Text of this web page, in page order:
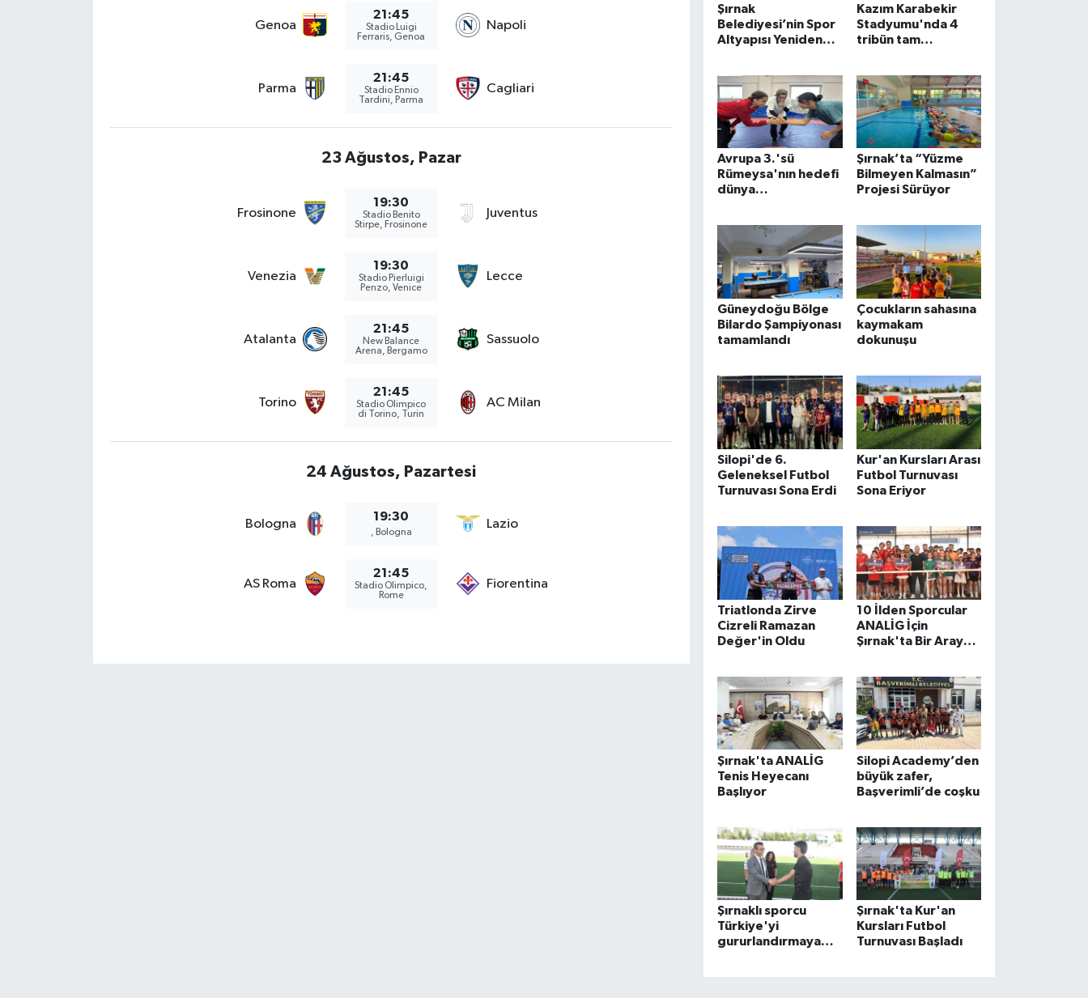
Genoa
21:45
Stadio Luigi
Ferraris, Genoa
Napoli
Parma
21:45
Stadio Ennio
Tardini, Parma
Cagliari
23 Ağustos, Pazar
Frosinone
19:30
Stadio Benito
Stirpe, Frosinone
Juventus
Venezia
19:30
Stadio Pierluigi
Penzo, Venice
Lecce
Atalanta
21:45
New Balance
Arena, Bergamo
Sassuolo
Torino
21:45
Stadio Olimpico
di Torino, Turin
AC Milan
24 Ağustos, Pazartesi
Bologna
19:30
, Bologna
Lazio
AS Roma
21:45
Stadio Olimpico,
Rome
Fiorentina
Şırnak
Belediyesi’nin Spor
Altyapısı Yeniden
Kazım Karabekir
Stadyumu'nda 4
tribün tam
Avrupa 3.'sü
Rümeysa'nın hedefi
dünya
Şırnak’ta “Yüzme
Bilmeyen Kalmasın”
Projesi Sürüyor
Güneydoğu Bölge
Bilardo Şampiyonası
tamamlandı
Çocukların sahasına
kaymakam
dokunuşu
Silopi'de 6.
Geleneksel Futbol
Turnuvası Sona Erdi
Kur'an Kursları Arası
Futbol Turnuvası
Sona Eriyor
Triatlonda Zirve
Cizreli Ramazan
Değer'in Oldu
10 İlden Sporcular
ANALİG İçin
Şırnak'ta Bir Araya
Şırnak'ta ANALİG
Tenis Heyecanı
Başlıyor
Silopi Academy’den
büyük zafer,
Başverimli’de coşku
Şırnaklı sporcu
Türkiye'yi
gururlandırmaya
Şırnak'ta Kur'an
Kursları Futbol
Turnuvası Başladı